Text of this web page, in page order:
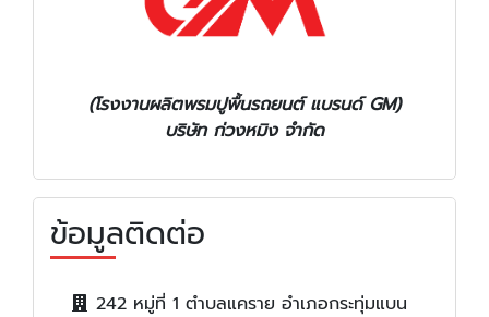
(โรงงานผลิตพรมปูพื้นรถยนต์ แบรนด์ GM)
บริษัท ก่วงหมิง จำกัด
ข้อมูลติดต่อ
242 หมู่ที่ 1 ตำบลแคราย อำเภอกระทุ่มแบน